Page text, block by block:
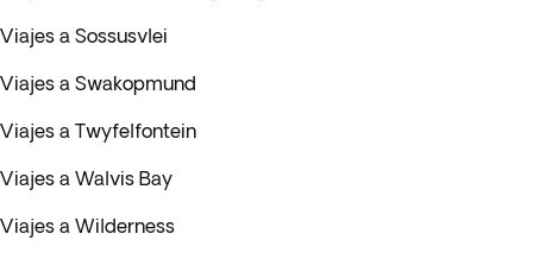
Viajes a Sossusvlei
Viajes a Swakopmund
Viajes a Twyfelfontein
Viajes a Walvis Bay
Viajes a Wilderness